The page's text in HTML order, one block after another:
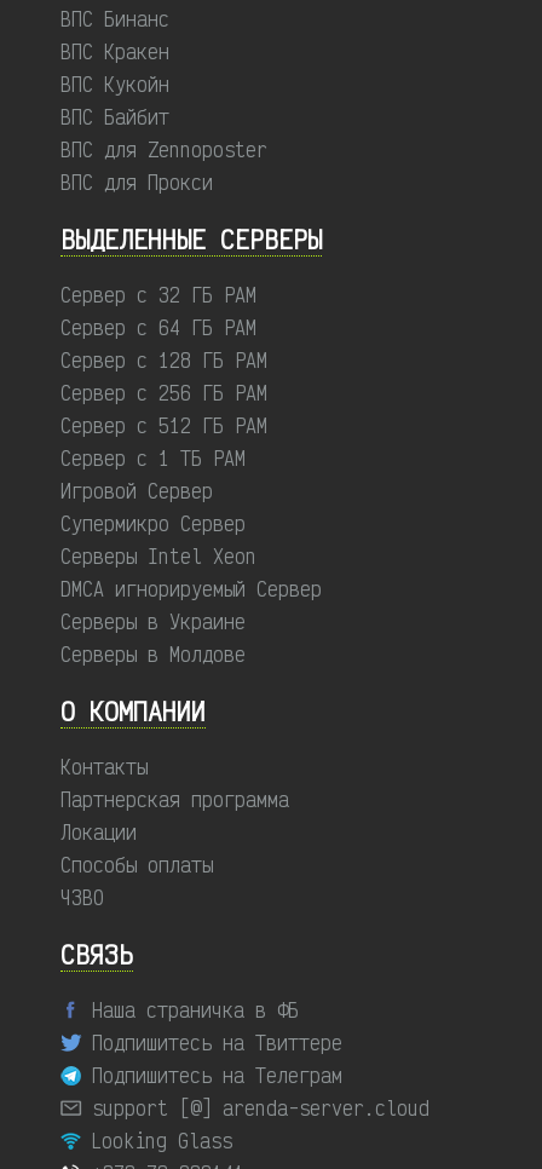
ВПС Бинанс
ВПС Кракен
ВПС Кукойн
ВПС Байбит
ВПС для Zennoposter
ВПС для Прокси
ВЫДЕЛЕННЫЕ CЕРВЕРЫ
Сервер с 32 ГБ РАМ
Сервер с 64 ГБ РАМ
Сервер с 128 ГБ РАМ
Сервер с 256 ГБ РАМ
Сервер с 512 ГБ РАМ
Сервер с 1 ТБ РАМ
Игровой Сервер
Супермикро Сервер
Серверы Intel Xeon
DMCA игнорируемый Сервер
Серверы в Украине
Серверы в Молдове
О КОМПАНИИ
Контакты
Партнерская программа
Локации
Способы оплаты
ЧЗВО
СВЯЗЬ
Наша страничка в ФБ
Подпишитесь на Твиттере
Подпишитесь на Телеграм
support [@] arenda-server.cloud
Looking Glass